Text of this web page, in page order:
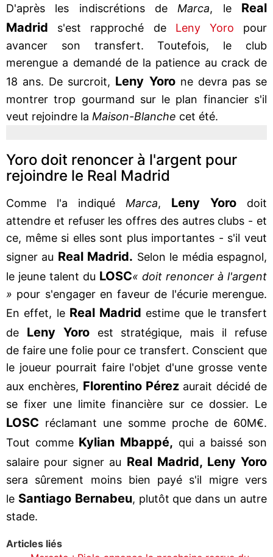
D'après les indiscrétions de Marca, le Real
Madrid s'est rapproché deLeny Yoro pour
avancer son transfert. Toutefois, le club
merengue a demandé de la patience au crack de
18 ans. De surcroit, Leny Yorone devra pas se
montrer trop gourmand sur le plan financier s'il
veut rejoindre la Maison-Blanche cet été.
Yoro doit renoncer à l'argent pour
rejoindre le Real Madrid
Comme l'a indiqué Marca, Leny Yoro doit
attendre et refuser les offres des autres clubs - et
ce, même si elles sont plus importantes - s'il veut
signer au Real Madrid. Selon le média espagnol,
le jeune talent du LOSC« doit renoncer à l'argent
» pour s'engager en faveur de l'écurie merengue.
En effet, le Real Madrid estime que le transfert
de Leny Yoroest stratégique, mais il refuse
de faire une folie pour ce transfert. Conscient que
le joueur pourrait faire l'objet d'une grosse vente
aux enchères, Florentino Pérez aurait décidé de
se fixer une limite financière sur ce dossier. Le
LOSC réclamant une somme proche de 60M€.
Tout comme Kylian Mbappé, qui a baissé son
salaire pour signer au Real Madrid, Leny Yoro
sera sûrement moins bien payé s'il migre vers
le Santiago Bernabeu, plutôt que dans un autre
stade.
Articles liés